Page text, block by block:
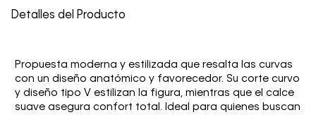
Detalles del Producto
Propuesta moderna y estilizada que resalta las curvas
con un diseño anatómico y favorecedor. Su corte curvo
y diseño tipo V estilizan la figura, mientras que el calce
suave asegura confort total. Ideal para quienes buscan